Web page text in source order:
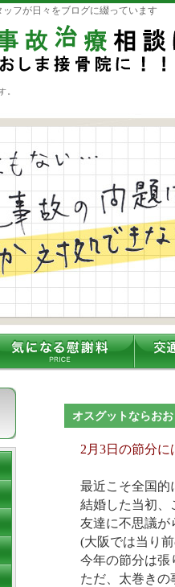
フが日々をブログに綴っています
。
オスグットならお
2月3日の節分に
最近こそ全国的
結婚した当初、
友達に不思議が
(大阪では当り
今年の節分は張
ただ、太巻きの